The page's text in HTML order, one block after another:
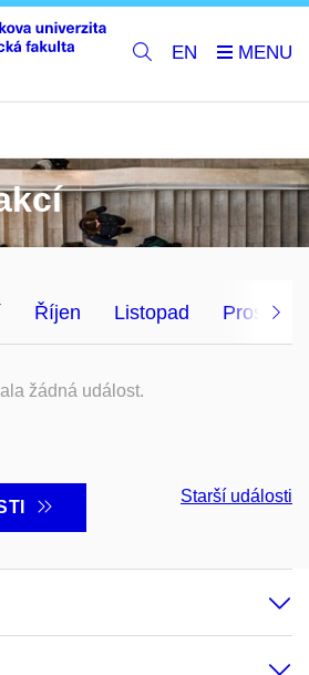
EN
Říjen Listopad Prosinec
žádná událost.
Starší události